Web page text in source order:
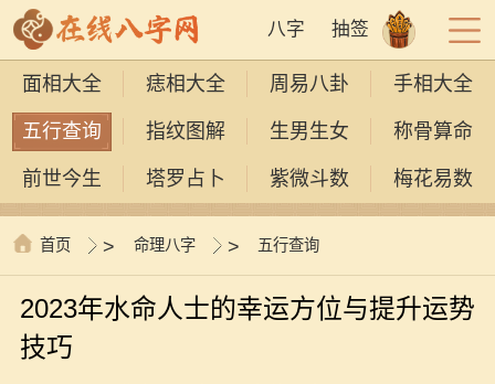
八字 抽签
面相大全 痣相大全 周易八卦 手相大全
五行查询 指纹图解 生男生女 称骨算命
前世今生 塔罗占卜 紫微斗数 梅花易数
首页 > 命理八字 > 五行查询
2023年水命人士的幸运方位与提升运势
技巧